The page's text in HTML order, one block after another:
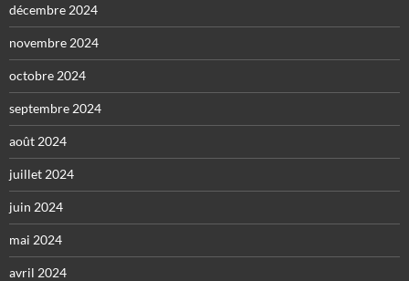
décembre 2024
novembre 2024
octobre 2024
septembre 2024
août 2024
juillet 2024
juin 2024
mai 2024
avril 2024